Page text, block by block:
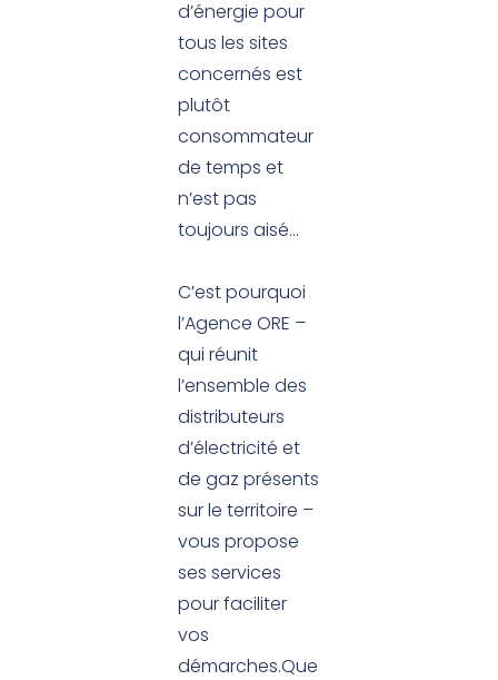
d’énergie pour
tous les sites
concernés est
plutôt
consommateur
de temps et
n’est pas
toujours aisé…
C’est pourquoi
l’Agence ORE –
qui réunit
l’ensemble des
distributeurs
d’électricité et
de gaz présents
sur le territoire –
vous propose
ses services
pour faciliter
vos
démarches.Que